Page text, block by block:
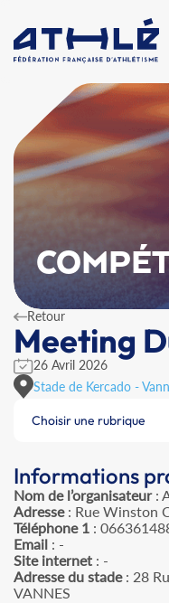
Retour
Meeting
26 Avril 2026
Stade de Kercado -
Choisir une rubrique
Informations
Nom de l’organisateur:
Adresse: Rue Winston
Téléphone 1 :
Email : -
Site internet : -
Adresse du stade: 28
VANNES